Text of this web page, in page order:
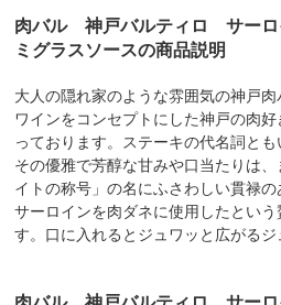
肉バル 神戸バルティロ サーロ
ミグラスソースの商品説明
大人の隠れ家のような雰囲気の神戸
ワインをコンセプトにした神戸の肉
っております。ステーキの代名詞とも
その優雅で芳醇な甘みや口当たりは
イトの称号」の名にふさわしい貫禄
サーロインを肉ダネに使用したとい
す。口に入れるとジュワッと広がるジ